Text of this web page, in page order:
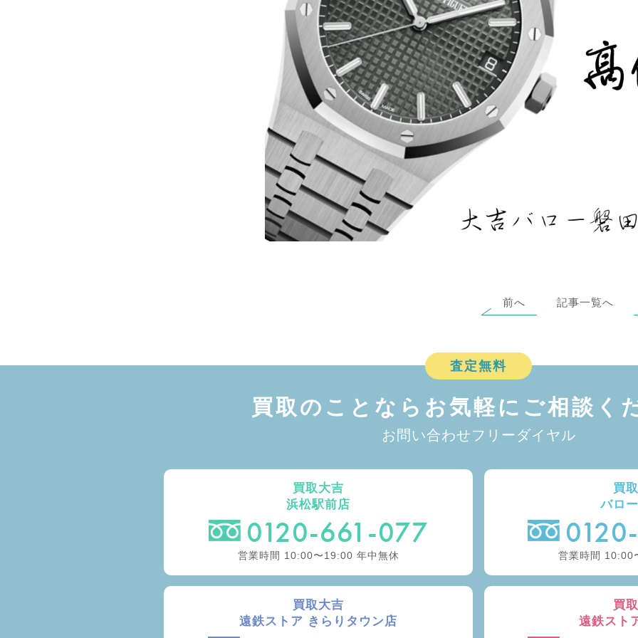
前へ 記事一覧へ
査定無料
買取のことなら お気軽にご相談く
お問い合わせフリーダイヤル
買取大吉
浜松駅前店
0120-661-077
営業時間 10:00〜19:00 年中無休
買
バロ
営業時間 10:00
買取大吉
遠鉄ストア きらりタウン店
買
遠鉄スト